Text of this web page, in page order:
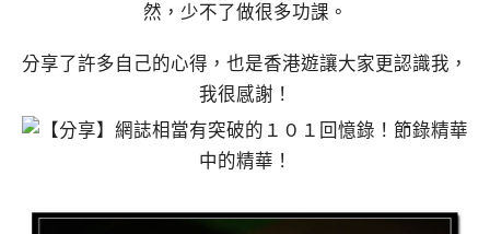
然，少不了做很多功課。
分享了許多自己的心得，也是香港遊讓大家更認識我，
我很感謝！